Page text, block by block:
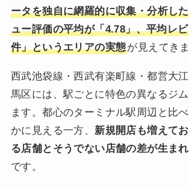
ータを独自に網羅的に収集・分析し
ュー評価の平均が「4.78」、平均レ
件」というエリアの実態が見えてきま
西武池袋線・西武有楽町線・都営大
馬区には、駅ごとに特色の異なるジ
ます。都心のターミナル駅周辺と比
かに見える一方、 新規開店も増えて
る店舗とそうでない店舗の差が生ま
です。